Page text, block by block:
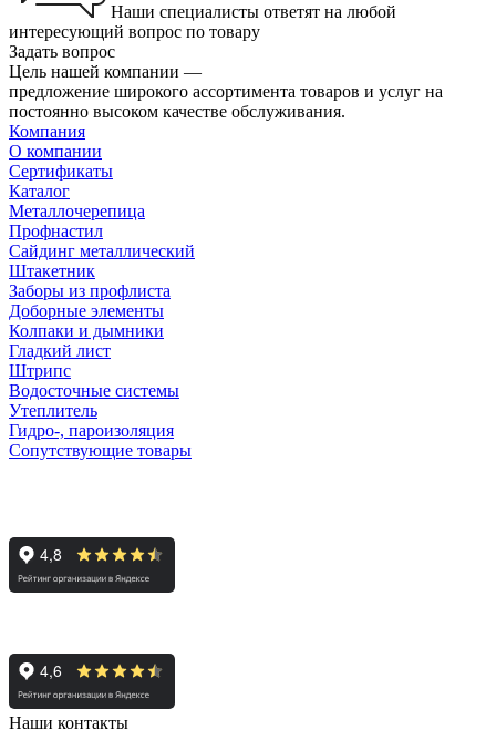
Наши специалисты ответят на любой
интересующий вопрос по товару
Задать вопрос
Цель нашей компании —
предложение широкого ассортимента товаров и услуг на
постоянно высоком качестве обслуживания.
Компания
О компании
Сертификаты
Каталог
Металлочерепица
Профнастил
Сайдинг металлический
Штакетник
Заборы из профлиста
Доборные элементы
Колпаки и дымники
Гладкий лист
Штрипс
Водосточные системы
Утеплитель
Гидро-, пароизоляция
Сопутствующие товары
Наши контакты